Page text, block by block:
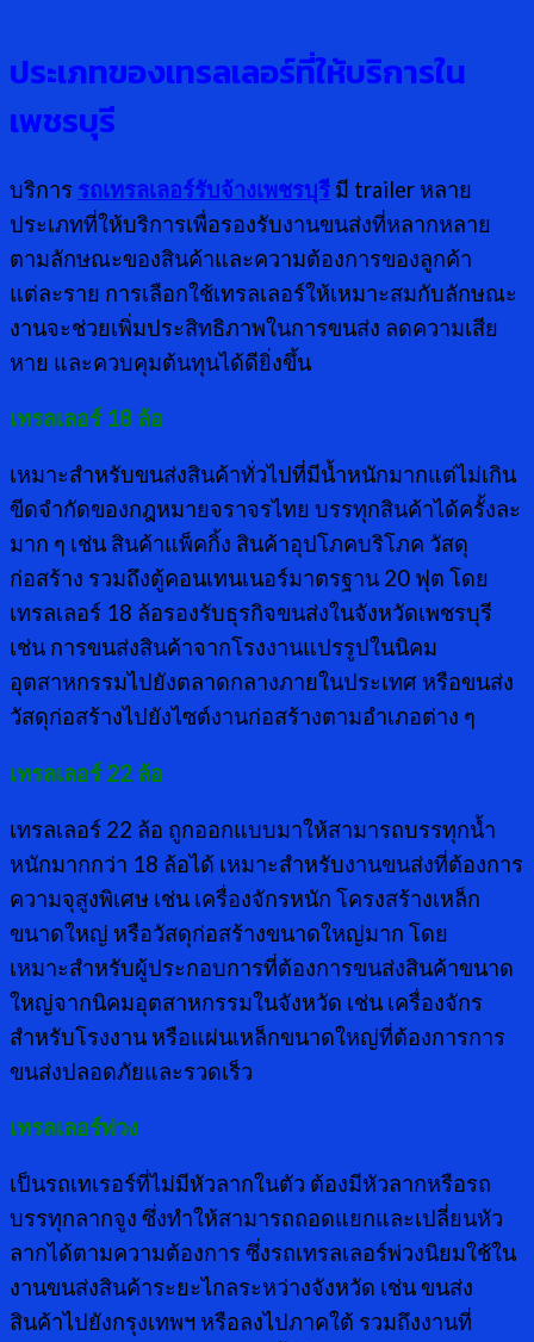
ประเภทของเทรลเลอร์ที่ให้บริการใน
เพชรบุรี
บริการ รถเทรลเลอร์รับจ้างเพชรบุรี มี trailer หลาย
ประเภทที่ให้บริการเพื่อรองรับงานขนส่งที่หลากหลาย
ตามลักษณะของสินค้าและความต้องการของลูกค้า
แต่ละราย การเลือกใช้เทรลเลอร์ให้เหมาะสมกับลักษณะ
งานจะช่วยเพิ่มประสิทธิภาพในการขนส่ง ลดความเสีย
หาย และควบคุมต้นทุนได้ดียิ่งขึ้น
เทรลเลอร์ 18 ล้อ
เหมาะสำหรับขนส่งสินค้าทั่วไปที่มีน้ำหนักมากแต่ไม่เกิน
ขีดจำกัดของกฎหมายจราจรไทย บรรทุกสินค้าได้ครั้งละ
มาก ๆ เช่น สินค้าแพ็คกิ้ง สินค้าอุปโภคบริโภค วัสดุ
ก่อสร้าง รวมถึงตู้คอนเทนเนอร์มาตรฐาน 20 ฟุต โดย
เทรลเลอร์ 18 ล้อรองรับธุรกิจขนส่งในจังหวัดเพชรบุรี
เช่น การขนส่งสินค้าจากโรงงานแปรรูปในนิคม
อุตสาหกรรมไปยังตลาดกลางภายในประเทศ หรือขนส่ง
วัสดุก่อสร้างไปยังไซต์งานก่อสร้างตามอำเภอต่าง ๆ
เทรลเลอร์ 22 ล้อ
เทรลเลอร์ 22 ล้อ ถูกออกแบบมาให้สามารถบรรทุกน้ำ
หนักมากกว่า 18 ล้อได้ เหมาะสำหรับงานขนส่งที่ต้องการ
ความจุสูงพิเศษ เช่น เครื่องจักรหนัก โครงสร้างเหล็ก
ขนาดใหญ่ หรือวัสดุก่อสร้างขนาดใหญ่มาก โดย
เหมาะสำหรับผู้ประกอบการที่ต้องการขนส่งสินค้าขนาด
ใหญ่จากนิคมอุตสาหกรรมในจังหวัด เช่น เครื่องจักร
สำหรับโรงงาน หรือแผ่นเหล็กขนาดใหญ่ที่ต้องการการ
ขนส่งปลอดภัยและรวดเร็ว
เทรลเลอร์พ่วง
เป็นรถเทเรอร์ที่ไม่มีหัวลากในตัว ต้องมีหัวลากหรือรถ
บรรทุกลากจูง ซึ่งทำให้สามารถถอดแยกและเปลี่ยนหัว
ลากได้ตามความต้องการ ซึ่งรถเทรลเลอร์พ่วงนิยมใช้ใน
งานขนส่งสินค้าระยะไกลระหว่างจังหวัด เช่น ขนส่ง
สินค้าไปยังกรุงเทพฯ หรือลงไปภาคใต้ รวมถึงงานที่